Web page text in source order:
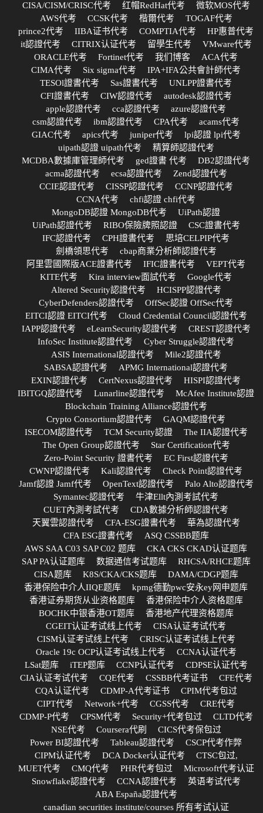
CISA/CISM/CRISC代考
红帽RedHat代考
微软MOS代考
AWS代考
CCSK代考 楷爾代考
TOGAF代考
prince2代考
IIBA证书代考 COMPTIA代考
HP惠普代考
it認證代考
CITRIX认证代考 留學生代考
VMware代考
ORACLE代考
Fortinet代考 我们博客
ACA代考
CIMA代考
Six sigma代考
IPA+IFA公共會計師代考
TESOl證書代考
Sas證書代考
UNLPP證書代考
CFI證書代考
CIW認證代考
autodesk認證代考
apple認證代考
cca認證代考
azure認證代考
csm認證代考
ibm認證代考 CPA代考
acams代考
GIAC代考
apics代考 juniper代考
lpi認證 lpi代考
uipath認證 uipath代考
精算師認證代考
MCDBA數據庫管理師代考
ged證書 代考
DB2認證代考
acma認證代考
ecsa認證代考
Zend認證代考
CCIE認證代考
CISSP認證代考
CCNP認證代考
CCNA代考
chfi認證 chfi代考
MongoDB認證 MongoDB代考
UiPath認證
UiPath認證代考
RIBO保險牌照認證
CSC證書代考
IFC認證代考
CPH證書代考
思培CELPIP代考
劍橋領思代考
cbap商業分析師認證代考
阿里雲國際版ACE證書代考
IFIC證書代考
VEPT代考
KITE代考
Kira interview面試代考
Google代考
Altered Security認證代考
HCISPP認證代考
CyberDefenders認證代考
OffSec認證 OffSec代考
EITCI認證 EITCI代考
Cloud Credential Council認證代考
IAPP認證代考
eLearnSecurity認證代考
CREST認證代考
InfoSec Institute認證代考
Cyber Struggle認證代考
ASIS International認證代考
Mile2認證代考
SABSA認證代考
APMG International認證代考
EXIN認證代考
CertNexus認證代考
HISPI認證代考
IBITGQ認證代考
Lunarline認證代考
McAfee Institute認證
Blockchain Training Alliance認證代考
Crypto Consortium認證代考
GAQM認證代考
ISECOM認證代考
TCM Security認證
The IIA認證代考
The Open Group認證代考
Star Certification代考
Zero-Point Security 證書代考
EC First認證代考
CWNP認證代考
Kali認證代考
Check Point認證代考
Jamf認證 Jamf代考
OpenText認證代考
Palo Alto認證代考
Symantec認證代考
牛津Ellt內測考試代考
CUET內測考試代考
CDA數據分析師認證代考
天翼雲認證代考
CFA-ESG證書代考
華為認證代考
CFA ESG證書代考
ASQ CSSBB题库
AWS SAA C03 SAP C02 题库
CKA CKS CKAD认证题库
SAP PA认证题库
数据通信考试题库
RHCSA/RHCE题库
CISA题库
K8S/CKA/CKS题库
DAMA/CDGP题库
香港保险中介人IIQE题库
kpmg德勤pwc安永ey网申题库
香港证券期货从业资格题库
香港保险中介人资格题库
BOCHK中银香港OT题库
香港地产代理资格题库
CGEIT认证考试线上代考
CISA认证考试代考
CISM认证考试线上代考
CRISC认证考试线上代考
Oracle 19c OCP认证考试线上代考
CCNA认证代考
LSat题库
iTEP题库 CCNP认证代考
CDPSE认证代考
CIA认证考试代考
CQE代考 CSSBB代考证书
CFE代考
CQA认证代考
CDMP-A代考证书
CPIM代考包过
CIPT代考
Network+代考 CGSS代考
CRE代考
CDMP-P代考
CPSM代考 Security+代考包过
CLTD代考
NSE代考
Coursera代刷
CICS代考保包过
Power BI認證代考
Tableau認證代考
CSCP代考作弊
CIPM认证代考
DCA Docker认证代考
CTSC包过,
MUET代考
CMQ代考 PHR代考包过
Microsoft代考认证
Snowflake認證代考
CCNA認證代考
英语考试代考
ABA España認證代考
canadian securities institute/courses 所有考试认证